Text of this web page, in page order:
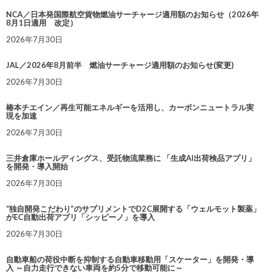
NCA／日本発国際航空貨物燃油サーチャージ適用額のお知らせ（2026年
8月1日適用 改定）
2026年7月30日
JAL／2026年8月前半 燃油サーチャージ適用額のお知らせ(変更)
2026年7月30日
椿本チエイン／再生可能エネルギーを活用し、カーボンニュートラル実
現を加速
2026年7月30日
三井倉庫ホールディングス、受託物流業務に 「生成AI出荷検品アプリ」
を開発・導入開始
2026年7月30日
“独自開発こだわり”のサプリメントでD2C展開する「ウェルモット製薬」
がEC自動出荷アプリ「シッピーノ」を導入
2026年7月30日
自動車船の荷役中断を抑制する自動車移動用「スケーター」を開発・導
入 ～自力走行できない車両を約5分で移動可能に～